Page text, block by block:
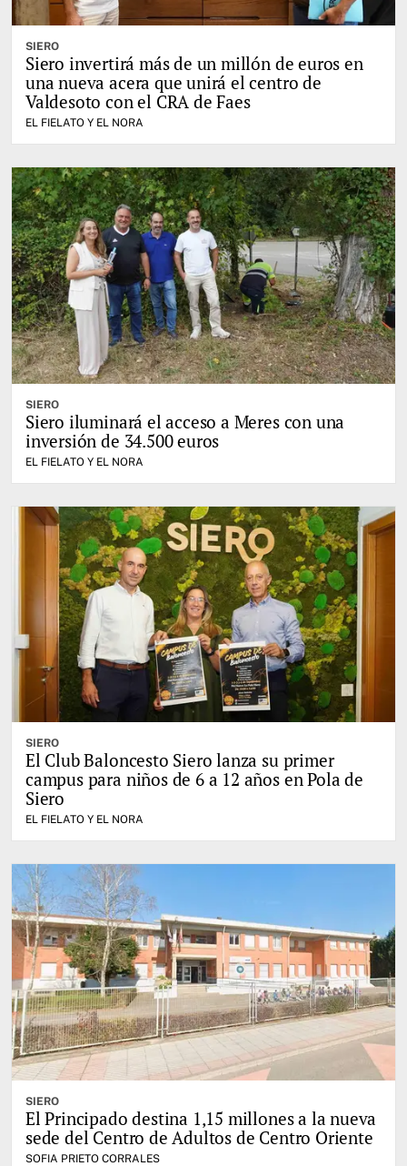
SIERO
Siero invertirá más de un millón de euros en
una nueva acera que unirá el centro de
Valdesoto con el CRA de Faes
EL FIELATO Y EL NORA
SIERO
Siero iluminará el acceso a Meres con una
inversión de 34.500 euros
EL FIELATO Y EL NORA
SIERO
El Club Baloncesto Siero lanza su primer
campus para niños de 6 a 12 años en Pola de
Siero
EL FIELATO Y EL NORA
SIERO
El Principado destina 1,15 millones a la nueva
sede del Centro de Adultos de Centro Oriente
SOFIA PRIETO CORRALES